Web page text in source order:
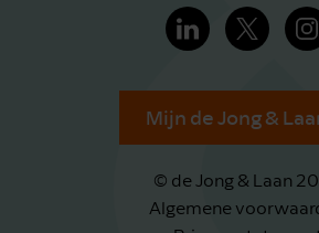
Mijn de Jong &
© de Jong & Laan
Algemene